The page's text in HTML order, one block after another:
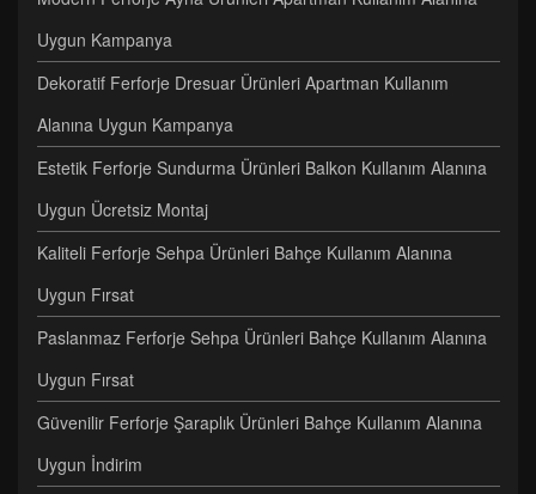
Uygun Kampanya
Dekoratif Ferforje Dresuar Ürünleri Apartman Kullanım
Alanına Uygun Kampanya
Estetik Ferforje Sundurma Ürünleri Balkon Kullanım Alanına
Uygun Ücretsiz Montaj
Kaliteli Ferforje Sehpa Ürünleri Bahçe Kullanım Alanına
Uygun Fırsat
Paslanmaz Ferforje Sehpa Ürünleri Bahçe Kullanım Alanına
Uygun Fırsat
Güvenilir Ferforje Şaraplık Ürünleri Bahçe Kullanım Alanına
Uygun İndirim